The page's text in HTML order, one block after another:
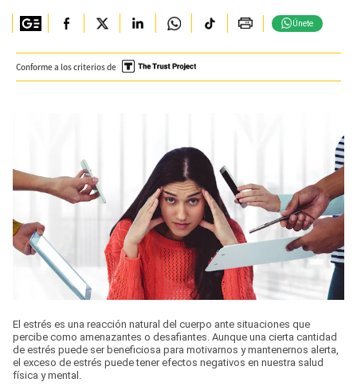
Únete
Conforme a los criterios de
El estrés es una reacción natural del cuerpo ante situaciones que
percibe como amenazantes o desafiantes. Aunque una cierta cantidad
de estrés puede ser beneficiosa para motivarnos y mantenernos alerta,
el exceso de estrés puede tener efectos negativos en nuestra salud
física y mental.